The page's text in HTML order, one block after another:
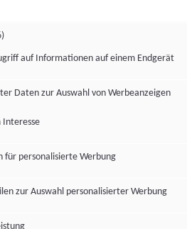
lesen
mit Ihrer Zustimmung zur
und Werbemaßnahmen.
auf Informationen auf einem Endgerät
Daten zur Auswahl von Werbeanzeigen
für personalisierte Werbung
zur Auswahl personalisierter Werbung